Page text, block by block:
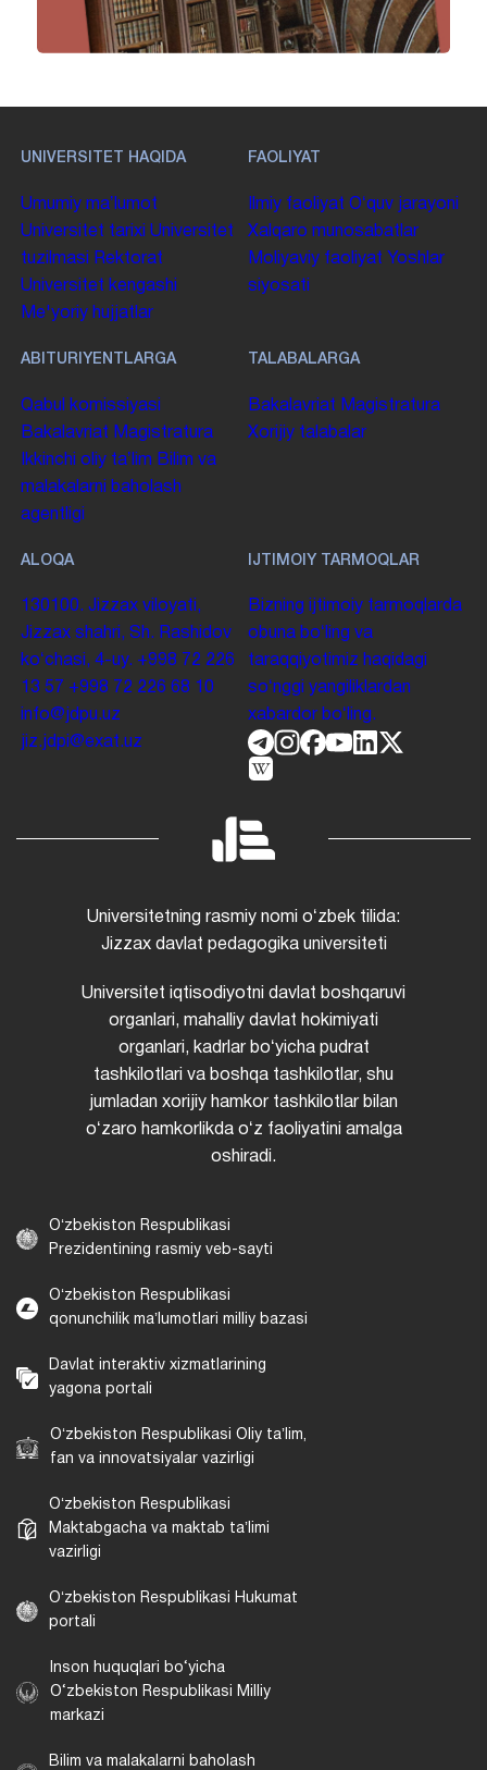
UNIVERSITET HAQIDA
Umumiy maʼlumot
Universitet tarixi Universitet
tuzilmasi Rektorat
Universitet kengashi
Me'yoriy hujjatlar
FAOLIYAT
Ilmiy faoliyat Oʻquv jarayoni
Xalqaro munosabatlar
Moliyaviy faoliyat Yoshlar
siyosati
ABITURIYENTLARGA
Qabul komissiyasi
Bakalavriat Magistratura
Ikkinchi oliy taʼlim Bilim va
malakalarni baholash
agentligi
TALABALARGA
Bakalavriat Magistratura
Xorijiy talabalar
ALOQA
130100. Jizzax viloyati,
Jizzax shahri, Sh. Rashidov
koʻchasi, 4-uy. +998 72 226
13 57 +998 72 226 68 10
info@jdpu.uz
jiz.jdpi@exat.uz
IJTIMOIY TARMOQLAR
Bizning ijtimoiy tarmoqlarda
obuna boʻling va
taraqqiyotimiz haqidagi
soʻnggi yangiliklardan
xabardor boʻling.
Universitetning rasmiy nomi oʻzbek tilida:
Jizzax davlat pedagogika universiteti
Universitet iqtisodiyotni davlat boshqaruvi
organlari, mahalliy davlat hokimiyati
organlari, kadrlar boʻyicha pudrat
tashkilotlari va boshqa tashkilotlar, shu
jumladan xorijiy hamkor tashkilotlar bilan
oʻzaro hamkorlikda oʻz faoliyatini amalga
oshiradi.
Oʻzbekiston Respublikasi
Prezidentining rasmiy veb-sayti
Oʻzbekiston Respublikasi
qonunchilik maʼlumotlari milliy bazasi
Davlat interaktiv xizmatlarining
yagona portali
Oʻzbekiston Respublikasi Oliy taʼlim,
fan va innovatsiyalar vazirligi
Oʻzbekiston Respublikasi
Maktabgacha va maktab taʼlimi
vazirligi
Oʻzbekiston Respublikasi Hukumat
portali
Inson huquqlari bo‘yicha
O‘zbekiston Respublikasi Milliy
markazi
Bilim va malakalarni baholash